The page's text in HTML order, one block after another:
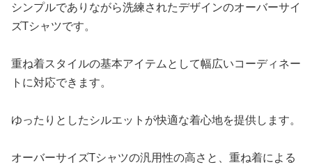
シンプルでありながら洗練されたデザインのオーバーサイ
ズTシャツです。
重ね着スタイルの基本アイテムとして幅広いコーディネー
トに対応できます。
ゆったりとしたシルエットが快適な着心地を提供します。
オーバーサイズTシャツの汎用性の高さと、重ね着による